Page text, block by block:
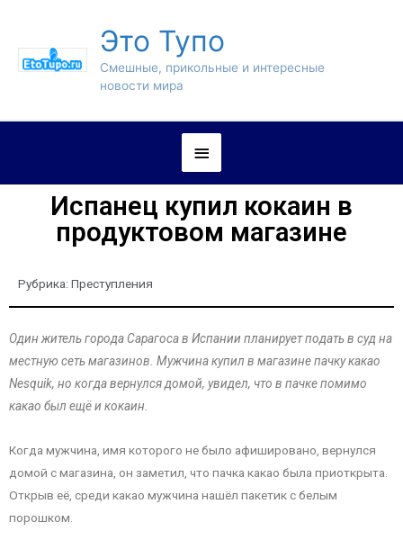
Это Тупо
Смешные, прикольные и интересные
новости мира
Испанец купил кокаин в
продуктовом магазине
Рубрика: Преступления
Один житель города Сарагоса в Испании планирует подать в суд на
местную сеть магазинов. Мужчина купил в магазине пачку какао
Nesquik, но когда вернулся домой, увидел, что в пачке помимо
какао был ещё и кокаин.
Когда мужчина, имя которого не было афишировано, вернулся
домой с магазина, он заметил, что пачка какао была приоткрыта.
Открыв её, среди какао мужчина нашёл пакетик с белым
порошком.